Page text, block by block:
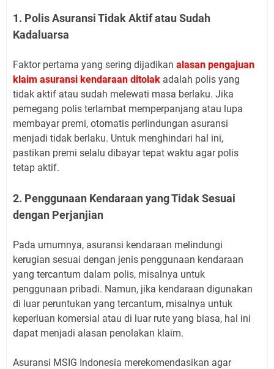
1. Polis Asuransi Tidak Aktif atau Sudah
Kadaluarsa
Faktor pertama yang sering dijadikan alasan pengajuan
klaim asuransi kendaraan ditolak adalah polis yang
tidak aktif atau sudah melewati masa berlaku. Jika
pemegang polis terlambat memperpanjang atau lupa
membayar premi, otomatis perlindungan asuransi
menjadi tidak berlaku. Untuk menghindari hal ini,
pastikan premi selalu dibayar tepat waktu agar polis
tetap aktif.
2. Penggunaan Kendaraan yang Tidak Sesuai
dengan Perjanjian
Pada umumnya, asuransi kendaraan melindungi
kerugian sesuai dengan jenis penggunaan kendaraan
yang tercantum dalam polis, misalnya untuk
penggunaan pribadi. Namun, jika kendaraan digunakan
di luar peruntukan yang tercantum, misalnya untuk
keperluan komersial atau di luar rute yang biasa, hal ini
dapat menjadi alasan penolakan klaim.
Asuransi MSIG Indonesia merekomendasikan agar